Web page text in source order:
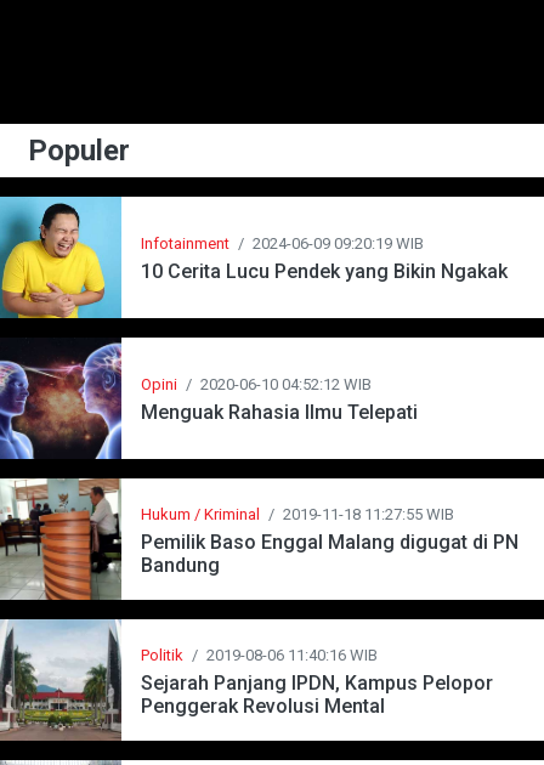
Populer
Infotainment / 2024-06-09 09:20:19 WIB
10 Cerita Lucu Pendek yang Bikin Ngakak
Opini / 2020-06-10 04:52:12 WIB
Menguak Rahasia Ilmu Telepati
Hukum / Kriminal / 2019-11-18 11:27:55 WIB
Pemilik Baso Enggal Malang digugat di PN
Bandung
Politik / 2019-08-06 11:40:16 WIB
Sejarah Panjang IPDN, Kampus Pelopor
Penggerak Revolusi Mental